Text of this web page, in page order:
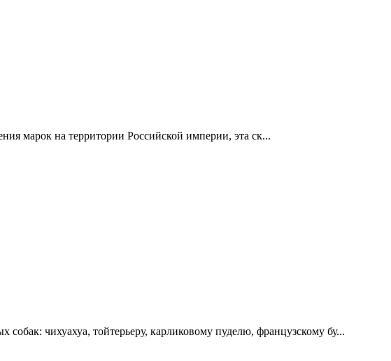
марок на территории Российской империи, эта ск...
чихуахуа, тойтерьеру, карликовому пуделю, французскому бу...